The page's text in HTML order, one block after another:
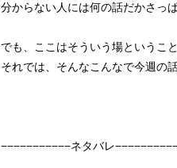
分からない人には何の話だかさっ
でも、ここはそういう場というこ
それでは、そんなこんなで今週の
−−−−−−−−−−−ネタバレ